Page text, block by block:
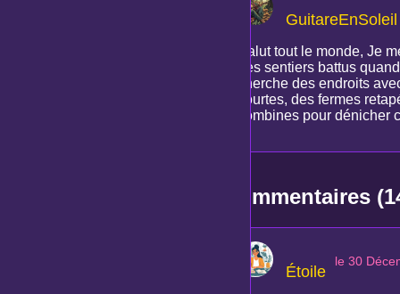
GuitareEnSoleil
Salut tout le monde, Je
des sentiers battus
cherche des endroits
yourtes, des fermes
combines pour dénicher
Commentaires
Étoile
le 30